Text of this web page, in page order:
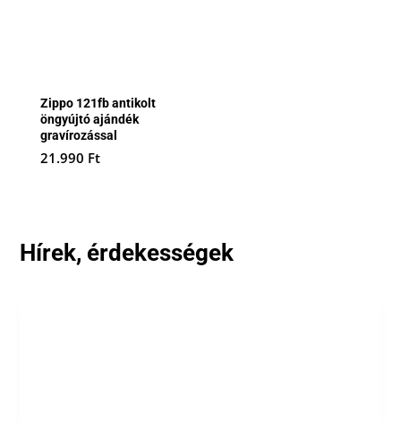
Zippo 121fb antikolt
öngyújtó ajándék
gravírozással
21.990 Ft
Hírek, érdekességek